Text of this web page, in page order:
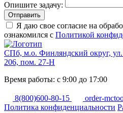
Опишите задачу:
Отправить
Я даю свое согласие на
ознакомился с Политикой
СПб, м.о. Финляндский округ,
206, пом. 27-Н
Время работы: с 9:00 до 17:00
8(800)600-80-15
order-
Политика конфиденциальности